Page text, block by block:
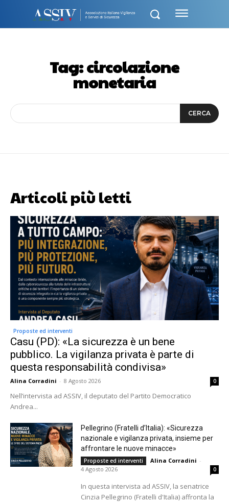
Tag:circolazione
monetaria
CERCA
Articoli più letti
Proposte ed interventi
Casu (PD): «La sicurezza è un bene
pubblico. La vigilanza privata è parte di
questa responsabilità condivisa»
Alina Corradini - 8 Agosto 2026 0
Nell’intervista ad ASSIV, il deputato del Partito Democratico
Andrea...
Pellegrino (Fratelli d’Italia): «Sicurezza
nazionale e vigilanza privata, insieme per
affrontare le nuove minacce»
Proposte ed interventi Alina Corradini -
4 Agosto 2026
0
In questa intervista ad ASSIV, la senatrice
Cinzia Pellegrino (Fratelli d'Italia) affronta la